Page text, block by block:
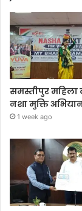
समस्तीपुर
नशा मुक्ति
1 week ago